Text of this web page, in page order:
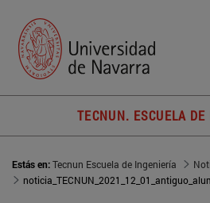
TECNUN. ESCUELA
Estás en:Tecnun Escuela de Ingeniería